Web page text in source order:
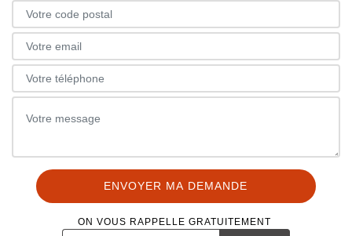
ON VOUS RAPPELLE GRATUITEMENT